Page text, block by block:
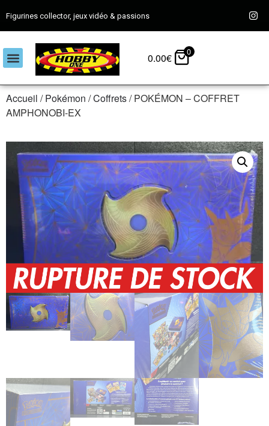
Figurines collector, jeux vidéo & passions
0.00€ 0
Accueil /Pokémon /Coffrets/ POKÉMON – COFFRET
AMPHONOBI-EX